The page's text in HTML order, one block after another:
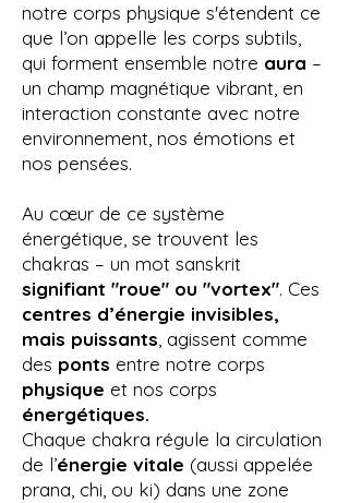
notre corps physique s'étendent ce
que l’on appelle les corps subtils,
qui forment ensemble notre aura –
un champ magnétique vibrant, en
interaction constante avec notre
environnement, nos émotions et
nos pensées.
Au cœur de ce système
énergétique, se trouvent les
chakras – un mot sanskrit
signifiant "roue" ou "vortex". Ces
centres d’énergie invisibles,
mais puissants , agissent comme
des ponts entre notre corps
physique et nos corps
énergétiques.
Chaque chakra régule la circulation
de l’énergie vitale (aussi appelée
prana, chi, ou ki) dans une zone